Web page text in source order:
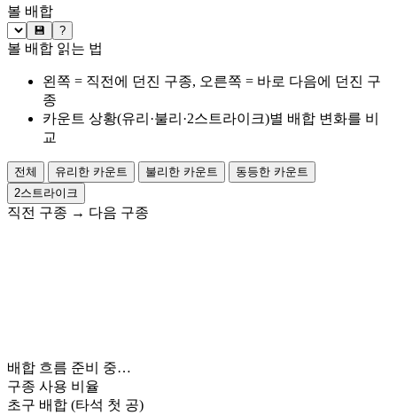
볼 배합
💾 ?
볼 배합 읽는 법
왼쪽 = 직전에 던진 구종, 오른쪽 = 바로 다음에 던진 구
종
카운트 상황(유리·불리·2스트라이크)별 배합 변화를 비
교
전체 유리한 카운트 불리한 카운트
동등한 카운트
2스트라이크
직전 구종 → 다음 구종
배합 흐름 준비 중…
구종 사용 비율
초구 배합 (타석 첫 공)